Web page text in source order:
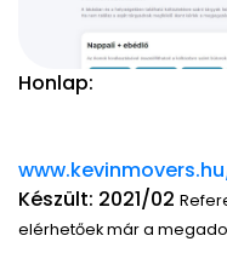
Honlap:
Készült: 2021/02
elérhetőek már a